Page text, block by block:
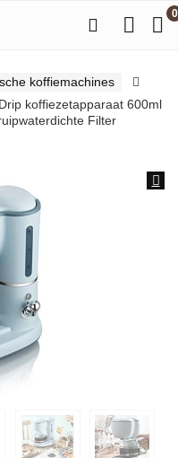
0
koffiemachines
koffiezetapparaat 600ml
Filter